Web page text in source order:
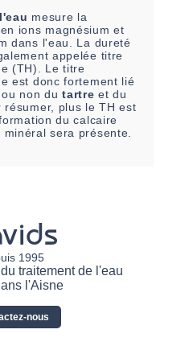
mesure la
ions magnésium et
dans l'eau. La dureté
appelée titre
(TH). Le titre
est donc fortement lié
ou non dutartre et du
résumer, plus le TH est
du calcaire
sera présente.
1995
traitement de l'eau
l'Aisne
nous